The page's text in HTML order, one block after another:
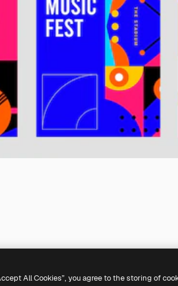
All Cookies”, you agree to the storing of